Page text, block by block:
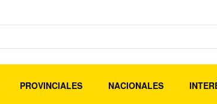
PROVINCIALES NACIONALES